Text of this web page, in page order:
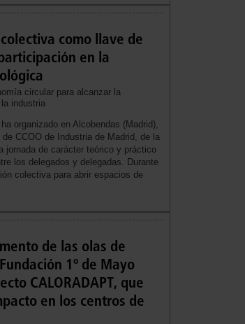
como llave de
en la
circular para alcanzar la
industria
organizado en Alcobendas (Madrid),
CCOO de Industria de Madrid, de la
jornada de carácter teórico y práctico
los delegados y delegadas. Durante
colectiva para abrir espacios de
de las olas de
1º de Mayo
CALORADAPT, que
en los centros de